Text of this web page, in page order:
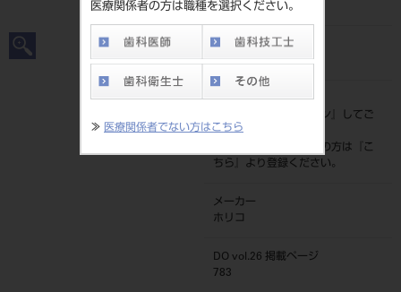
医療関係者の方は職種を選択ください。
≫ 医療関係者でない方はこちら
206510011
JAN/EANコード
標準価格
ログイン
』してご
覧ください。
ネット会員登録がまだの方は『
こ
ちら
』より登録ください。
メーカー
ホリコ
DO vol.26 掲載ページ
783